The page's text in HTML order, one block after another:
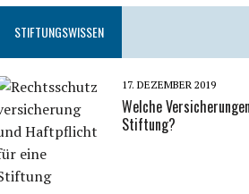
STIFTUNGSWISSEN
17. DEZEMBER 2019
Welche
Stiftung?